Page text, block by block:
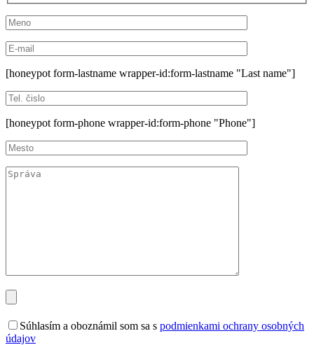
[honeypot form-lastname wrapper-id:form-lastname "Last name"]
[honeypot form-phone wrapper-id:form-phone "Phone"]
Súhlasím a oboznámil som sa s podmienkami ochrany osobných
údajov